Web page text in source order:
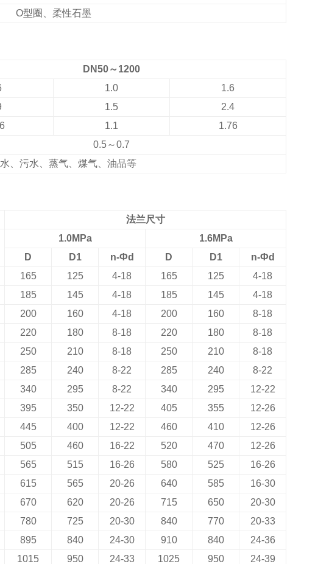
O型圈、柔性石墨
DN50～1200
1.0 1.6
1.5
2.4
1.1
1.76
0.5～0.7
、污水、蒸气、煤气、油品等
法兰尺寸
1.0MPa
1.6MPa
D
D1 n-Фd D D1
n-Фd
165 125 4-18 165 125
4-18
185 145 4-18 185 145
4-18
200 160 4-18 200 160
8-18
220 180 8-18 220 180
8-18
250 210 8-18 250 210
8-18
285 240 8-22 285 240
8-22
340 295 8-22 340 295
12-22
395 350 12-22 405 355
12-26
445 400 12-22 460 410
12-26
505 460 16-22 520 470
12-26
565 515 16-26 580 525
16-26
615 565 20-26 640 585
16-30
670 620 20-26 715 650
20-30
780 725 20-30 840 770
20-33
895 840 24-30 910 840
24-36
1015 950 24-33 1025 950
24-39